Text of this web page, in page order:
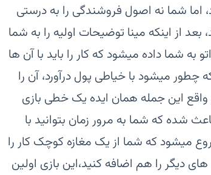
شما نه اصول فروشندگی را به درستی
از اینکه مینا توضیحات اولیه را به شما
شما داده میشود که کار را باید با آن ها
میشود با خیاطی پول درآورد، آن را
این جمله همان ایده یک خطی بازی
شده که شما به مرور زمان بتوانید با
میشود که شما از یک مغازه کوچک کار را
دیگر را هم اضافه کنید،این بازی اولین